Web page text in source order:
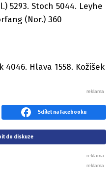
5293. Stoch 5044. Leyhe
(Nor.) 360
4046. Hlava 1558. Kožíšek
Sdílet na Facebooku
do diskuze